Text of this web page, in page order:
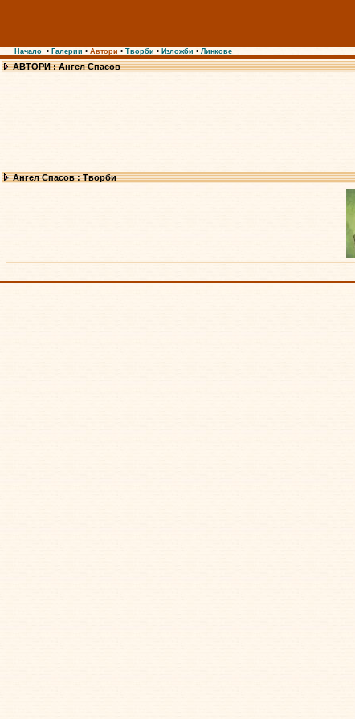
Начало • Галерии • Автори • Творби • Изложби • Линкове
АВТОРИ : Ангел Спасов
Ангел Спасов : Творби